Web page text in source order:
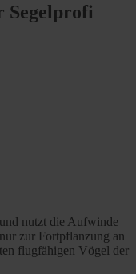
Segelprofi
nutzt die Aufwinde
zur Fortpflanzung an
flugfähigen Vögel der